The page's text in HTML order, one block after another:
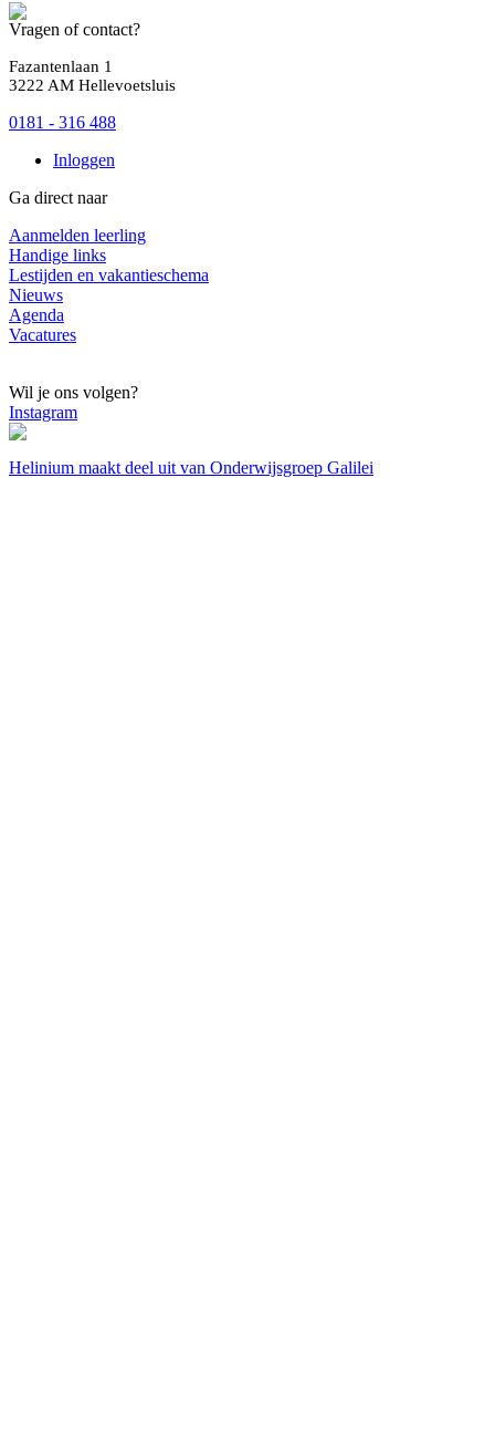
Vragen of contact?
Fazantenlaan 1
3222 AM Hellevoetsluis
0181 - 316 488
Inloggen
Ga direct naar
Aanmelden leerling
Handige links
Lestijden en vakantieschema
Nieuws
Agenda
Vacatures
Wil je ons volgen?
Instagram
Helinium maakt deel uit van Onderwijsgroep Galilei